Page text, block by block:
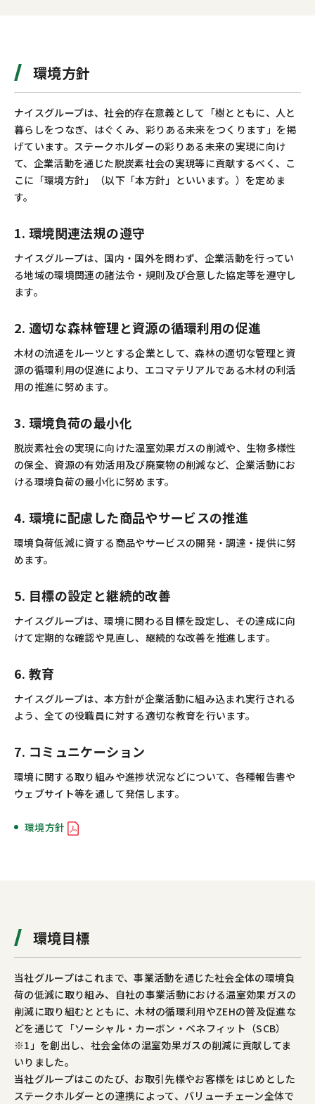
環境方針
ナイスグループは、社会的存在意義として「樹とともに、人と
暮らしをつなぎ、はぐくみ、彩りある未来をつくります」を掲
げています。ステークホルダーの彩りある未来の実現に向け
て、企業活動を通じた脱炭素社会の実現等に貢献するべく、こ
こに「環境方針」（以下「本方針」といいます。）を定めま
す。
1. 環境関連法規の遵守
ナイスグループは、国内・国外を問わず、企業活動を行ってい
る地域の環境関連の諸法令・規則及び合意した協定等を遵守し
ます。
2. 適切な森林管理と資源の循環利用の促進
木材の流通をルーツとする企業として、森林の適切な管理と資
源の循環利用の促進により、エコマテリアルである木材の利活
用の推進に努めます。
3. 環境負荷の最小化
脱炭素社会の実現に向けた温室効果ガスの削減や、生物多様性
の保全、資源の有効活用及び廃棄物の削減など、企業活動にお
ける環境負荷の最小化に努めます。
4. 環境に配慮した商品やサービスの推進
環境負荷低減に資する商品やサービスの開発・調達・提供に努
めます。
5. 目標の設定と継続的改善
ナイスグループは、環境に関わる目標を設定し、その達成に向
けて定期的な確認や見直し、継続的な改善を推進します。
6. 教育
ナイスグループは、本方針が企業活動に組み込まれ実行される
よう、全ての役職員に対する適切な教育を行います。
7. コミュニケーション
環境に関する取り組みや進捗状況などについて、各種報告書や
ウェブサイト等を通して発信します。
環境方針
環境目標
当社グループはこれまで、事業活動を通じた社会全体の環境負
荷の低減に取り組み、自社の事業活動における温室効果ガスの
削減に取り組むとともに、木材の循環利用やZEHの普及促進な
どを通じて「ソーシャル・カーボン・ベネフィット（SCB）
※1」を創出し、社会全体の温室効果ガスの削減に貢献してま
いりました。
当社グループはこのたび、お取引先様やお客様をはじめとした
ステークホルダーとの連携によって、バリューチェーン全体で